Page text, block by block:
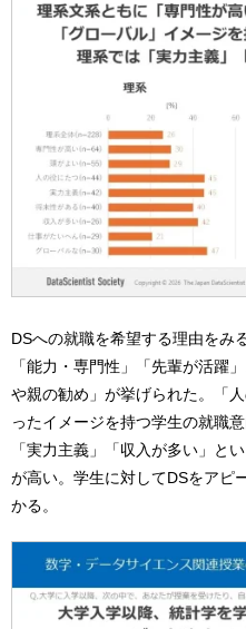
DSへの就職を希望する理由をみ
「能力・専門性」「先輩が活躍
や親の勧め」が挙げられた。「
ったイメージを持つ学生の就職
「実力主義」「収入が多い」と
が高い。学生に対してDSをアピ
かる。